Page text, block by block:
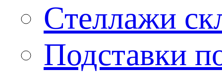
Стеллажи
Подставки